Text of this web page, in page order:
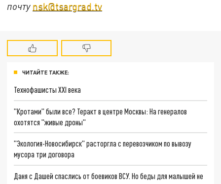
почту nsk@tsargrad.tv
ЧИТАЙТЕ ТАКЖЕ:
Технофашисты XXI века
"Кротами" были все? Теракт в центре Москвы: На генералов
охотятся "живые дроны"
"Экология-Новосибирск" расторгла с перевозчиком по вывозу
мусора три договора
Даня с Дашей спаслись от боевиков ВСУ. Но беды для малышей не